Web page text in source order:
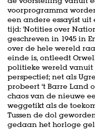
voorprogramma
een andere essayist
tijd: 'Notities over
geschreven in 1945 in
over de hele wereld
einde is, ontleedt
politieke wereld vanuit
perspectief; net als
probeert ‘t Barre Land
chaos van de nieuwe
weggetikt als de
Tussen de dol
gedaan het horloge